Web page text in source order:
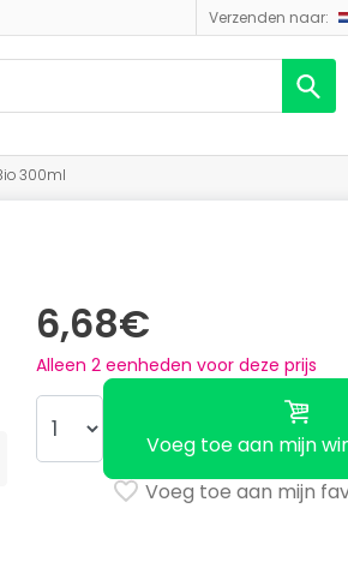
verzenden naar:
300ml
6,68€
Alleen 2 eenheden voor deze prijs
Voeg toe aan mijn
Voeg toe aan mijn